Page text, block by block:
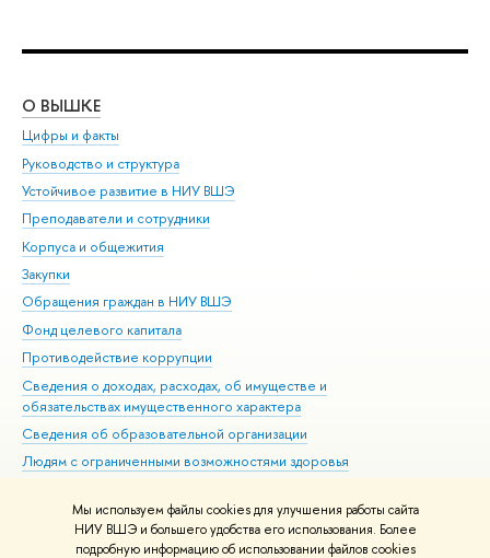
Мы используем файлы cookies для улучшения работы сайта
НИУ ВШЭ и большего удобства его использования. Более
подробную информацию об использовании файлов cookies
О ВЫШКЕ
Цифры и факты
Руководство и структура
Устойчивое развитие в НИУ ВШЭ
Преподаватели и сотрудники
Корпуса и общежития
Закупки
Обращения граждан в НИУ ВШЭ
Фонд целевого капитала
Противодействие коррупции
Сведения о доходах, расходах, об имуществе и
обязательствах имущественного характера
Сведения об образовательной организации
Людям с ограниченными возможностями здоровья
Работа в Вышке